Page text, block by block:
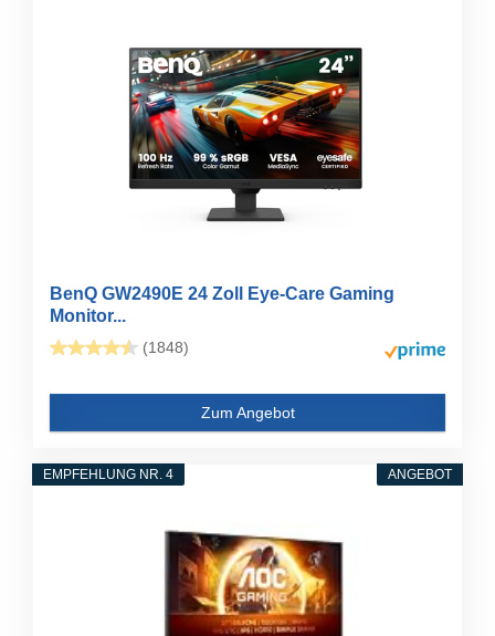
BenQ GW2490E 24 Zoll Eye-Care Gaming
Monitor...
(1848)
Zum Angebot
ANGEBOT
EMPFEHLUNG NR. 4